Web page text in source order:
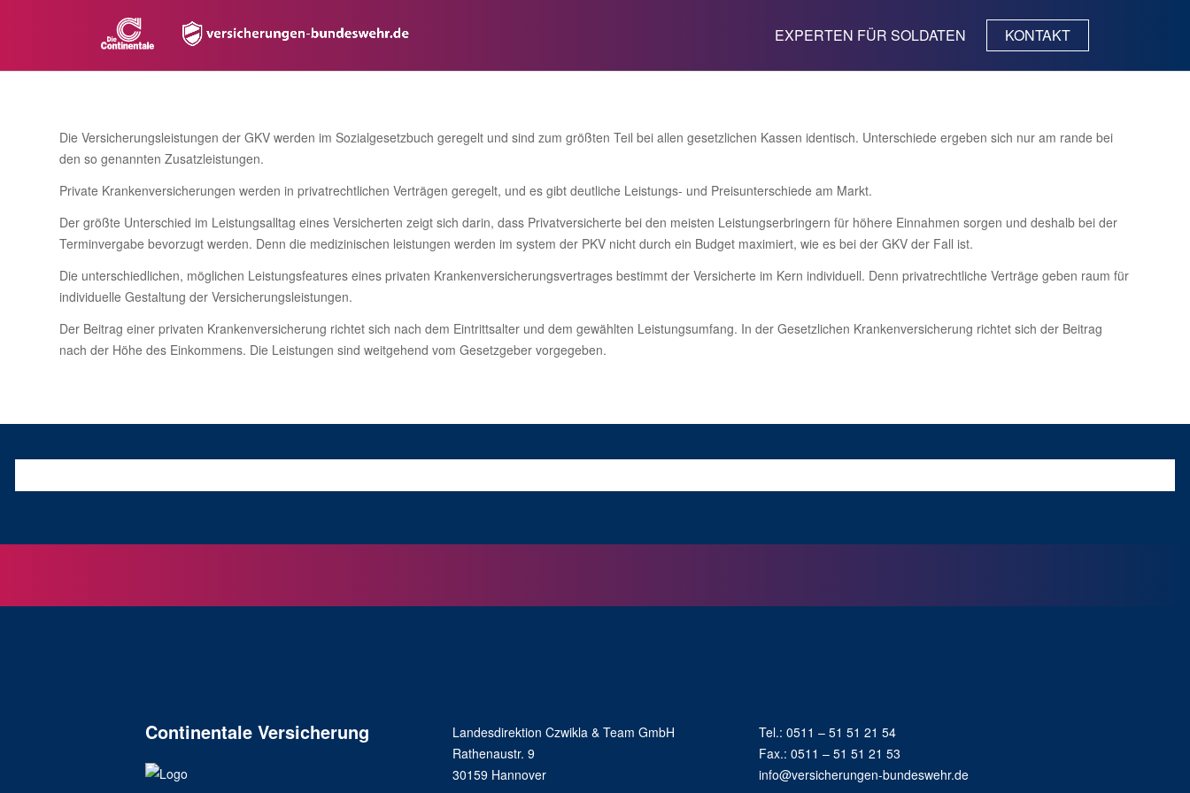
EXPERTEN FÜR SOLDATEN KONTAKT
Die Versicherungsleistungen der GKV werden im Sozialgesetzbuch geregelt und sind zum größten Teil bei allen gesetzlichen Kassen identisch. Unterschiede ergeben sich nur am rande bei
den so genannten Zusatzleistungen.
Private Krankenversicherungen werden in privatrechtlichen Verträgen geregelt, und es gibt deutliche Leistungs- und Preisunterschiede am Markt.
Der größte Unterschied im Leistungsalltag eines Versicherten zeigt sich darin, dass Privatversicherte bei den meisten Leistungserbringern für höhere Einnahmen sorgen und deshalb bei der
Terminvergabe bevorzugt werden. Denn die medizinischen leistungen werden im system der PKV nicht durch ein Budget maximiert, wie es bei der GKV der Fall ist.
Die unterschiedlichen, möglichen Leistungsfeatures eines privaten Krankenversicherungsvertrages bestimmt der Versicherte im Kern individuell. Denn privatrechtliche Verträge geben raum für
individuelle Gestaltung der Versicherungsleistungen.
Der Beitrag einer privaten Krankenversicherung richtet sich nach dem Eintrittsalter und dem gewählten Leistungsumfang. In der Gesetzlichen Krankenversicherung richtet sich der Beitrag
nach der Höhe des Einkommens. Die Leistungen sind weitgehend vom Gesetzgeber vorgegeben.
Continentale Versicherung
Landesdirektion Czwikla & Team GmbH
Rathenaustr. 9
30159 Hannover
Tel.: 0511 – 51 51 21 54
Fax.: 0511 – 51 51 21 53
info@versicherungen-bundeswehr.de